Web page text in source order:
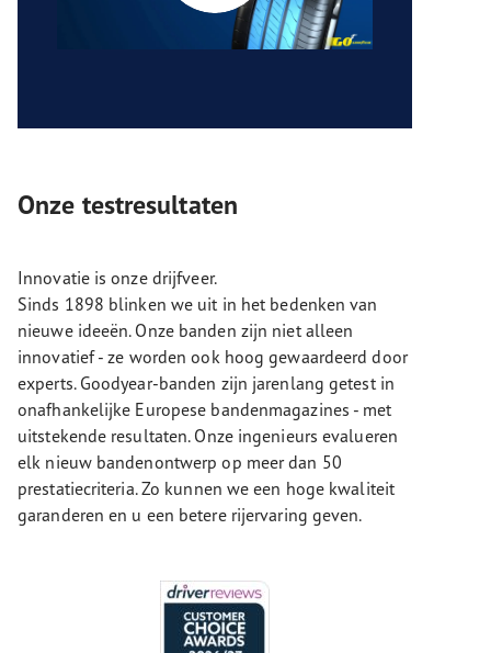
Onze testresultaten
Innovatie is onze drijfveer.
Sinds 1898 blinken we uit in het bedenken van
nieuwe ideeën. Onze banden zijn niet alleen
innovatief - ze worden ook hoog gewaardeerd door
experts. Goodyear-banden zijn jarenlang getest in
onafhankelijke Europese bandenmagazines - met
uitstekende resultaten. Onze ingenieurs evalueren
elk nieuw bandenontwerp op meer dan 50
prestatiecriteria. Zo kunnen we een hoge kwaliteit
garanderen en u een betere rijervaring geven.